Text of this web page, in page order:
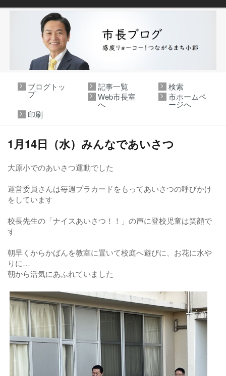
ブログトッ
プ
記事一覧
検索
Web市長室
へ
市ホームペ
ージへ
印刷
1月14日（水）みんなであいさつ
大原小でのあいさつ運動でした
運営委員さんは毎週プラカードをもってあいさつの呼びかけ
をしています
校長先生の「ナイスあいさつ！！」の声に登校児童は笑顔で
す
朝早くからかばんを教室に置いて校庭へ遊びに、お花に水や
りに…
朝から活気にあふれていました